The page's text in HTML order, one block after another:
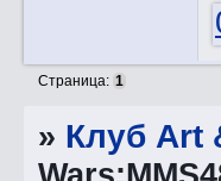
Страница: 1
» Клуб Art